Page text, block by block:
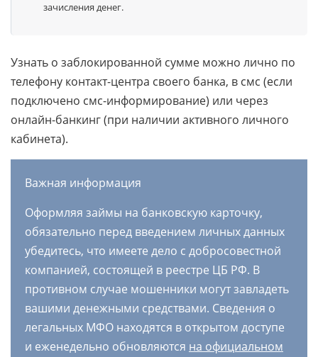
зачисления денег.
Узнать о заблокированной сумме можно лично по
телефону контакт-центра своего банка, в смс (если
подключено смс-информирование) или через
онлайн-банкинг (при наличии активного личного
кабинета).
Важная информация
Оформляя займы на банковскую карточку,
обязательно перед введением личных данных
убедитесь, что имеете дело с добросовестной
компанией, состоящей в реестре ЦБ РФ. В
противном случае мошенники могут завладеть
вашими денежными средствами. Сведения о
легальных МФО находятся в открытом доступе
и еженедельно обновляются на официальном